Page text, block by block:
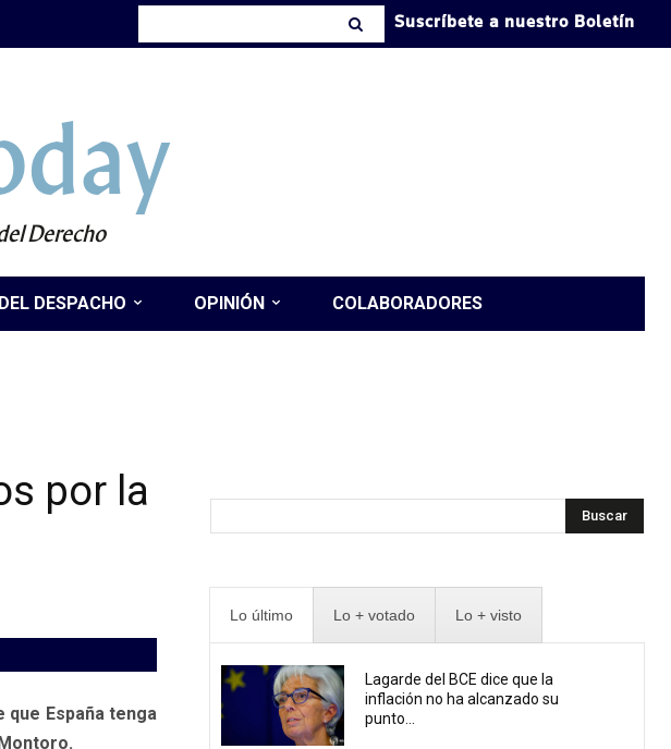
Suscríbete a nuestro Boletín
Derecho
DESPACHO OPINIÓN COLABORADORES
por la
que España tenga
Buscar
Lo último Lo + votado Lo + visto
Lagarde del BCE dice que la
inflación no ha alcanzado su
punto...